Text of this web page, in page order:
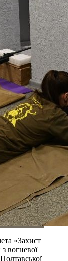
«Захист
вогневої